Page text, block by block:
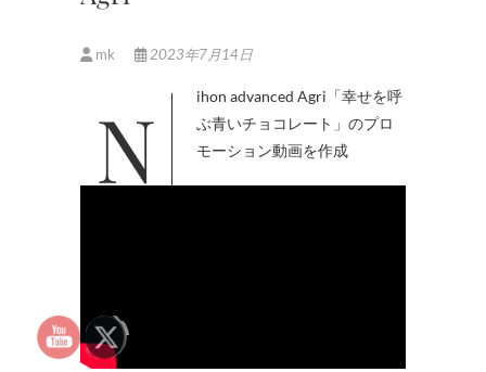
mk 2023年7月14日
Nihon advanced Agri「幸せを呼
ぶ青いチョコレート」のプロ
モーション動画を作成